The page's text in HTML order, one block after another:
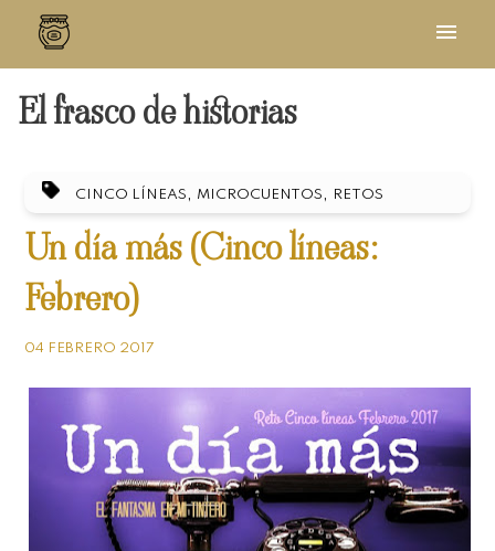
El frasco de historias
CINCO LÍNEAS , MICROCUENTOS , RETOS
Un día más (Cinco líneas:
Febrero)
04 FEBRERO 2017